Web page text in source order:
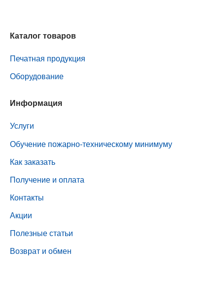
Каталог товаров
Печатная продукция
Оборудование
Информация
Услуги
Обучение пожарно-техническому минимуму
Как заказать
Получение и оплата
Контакты
Акции
Полезные статьи
Возврат и обмен